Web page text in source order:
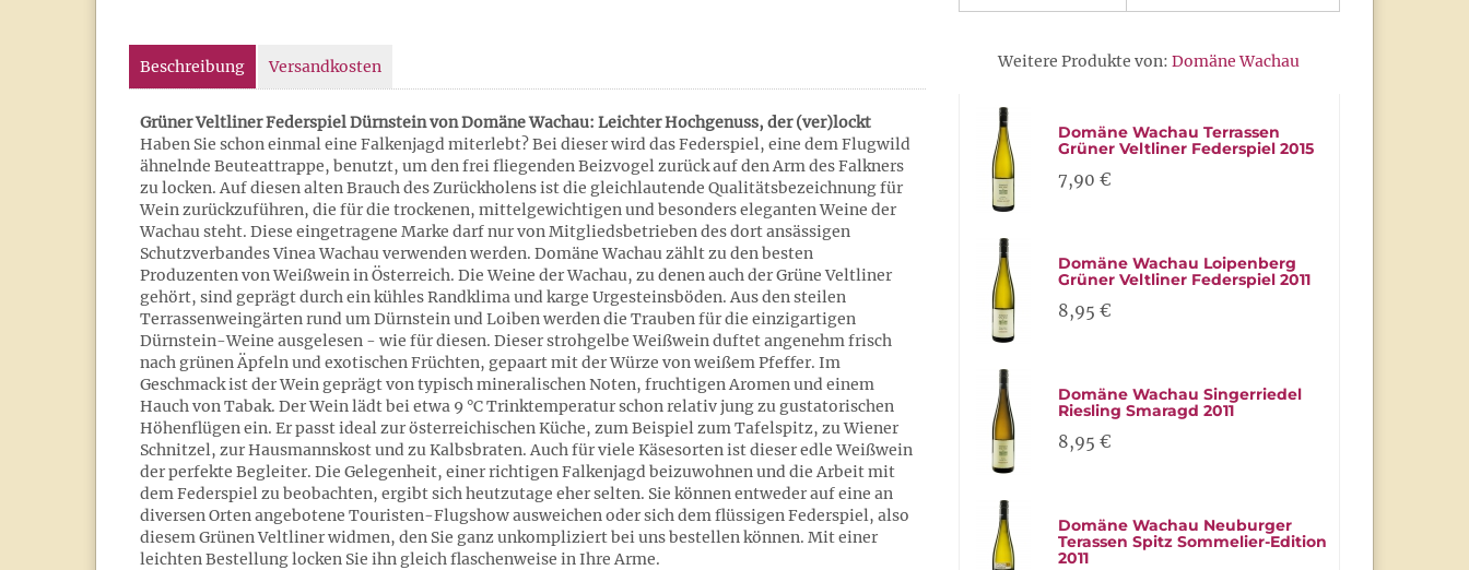
Beschreibung Versandkosten
Grüner Veltliner Federspiel Dürnstein von Domäne Wachau: Leichter Hochgenuss, der (ver)lockt
Haben Sie schon einmal eine Falkenjagd miterlebt? Bei dieser wird das Federspiel, eine dem Flugwild
ähnelnde Beuteattrappe, benutzt, um den frei fliegenden Beizvogel zurück auf den Arm des Falkners
zu locken. Auf diesen alten Brauch des Zurückholens ist die gleichlautende Qualitätsbezeichnung für
Wein zurückzuführen, die für die trockenen, mittelgewichtigen und besonders eleganten Weine der
Wachau steht. Diese eingetragene Marke darf nur von Mitgliedsbetrieben des dort ansässigen
Schutzverbandes Vinea Wachau verwenden werden. Domäne Wachau zählt zu den besten
Produzenten von Weißwein in Österreich. Die Weine der Wachau, zu denen auch der Grüne Veltliner
gehört, sind geprägt durch ein kühles Randklima und karge Urgesteinsböden. Aus den steilen
Terrassenweingärten rund um Dürnstein und Loiben werden die Trauben für die einzigartigen
Dürnstein-Weine ausgelesen - wie für diesen. Dieser strohgelbe Weißwein duftet angenehm frisch
nach grünen Äpfeln und exotischen Früchten, gepaart mit der Würze von weißem Pfeffer. Im
Geschmack ist der Wein geprägt von typisch mineralischen Noten, fruchtigen Aromen und einem
Hauch von Tabak. Der Wein lädt bei etwa 9 °C Trinktemperatur schon relativ jung zu gustatorischen
Höhenflügen ein. Er passt ideal zur österreichischen Küche, zum Beispiel zum Tafelspitz, zu Wiener
Schnitzel, zur Hausmannskost und zu Kalbsbraten. Auch für viele Käsesorten ist dieser edle Weißwein
der perfekte Begleiter. Die Gelegenheit, einer richtigen Falkenjagd beizuwohnen und die Arbeit mit
dem Federspiel zu beobachten, ergibt sich heutzutage eher selten. Sie können entweder auf eine an
diversen Orten angebotene Touristen-Flugshow ausweichen oder sich dem flüssigen Federspiel, also
diesem Grünen Veltliner widmen, den Sie ganz unkompliziert bei uns bestellen können. Mit einer
leichten Bestellung locken Sie ihn gleich flaschenweise in Ihre Arme.
Weitere Produkte von:Domäne Wachau
Domäne Wachau Terrassen
Grüner Veltliner Federspiel 2015
7,90 €
Domäne Wachau Loipenberg
Grüner Veltliner Federspiel 2011
8,95 €
Domäne Wachau Singerriedel
Riesling Smaragd 2011
8,95 €
Domäne Wachau Neuburger
Terassen Spitz Sommelier-Edition
2011